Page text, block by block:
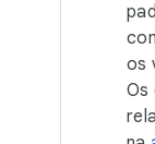
os
Os